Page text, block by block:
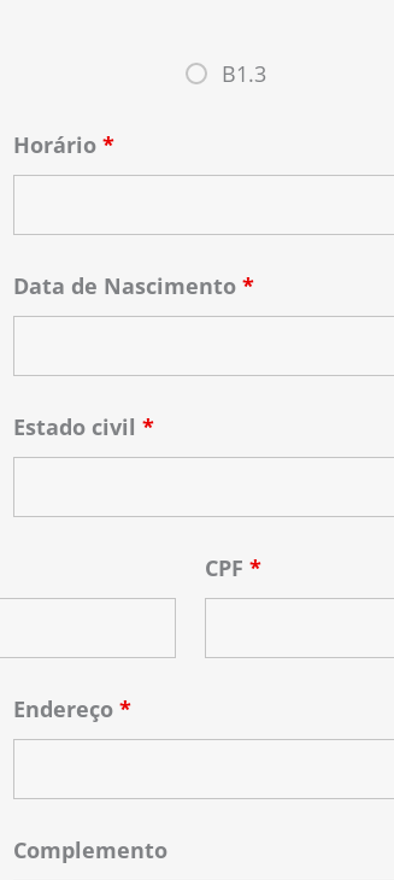
B1.3
Horário *
Data de Nascimento *
Estado civil *
CPF*
Endereço *
Complemento